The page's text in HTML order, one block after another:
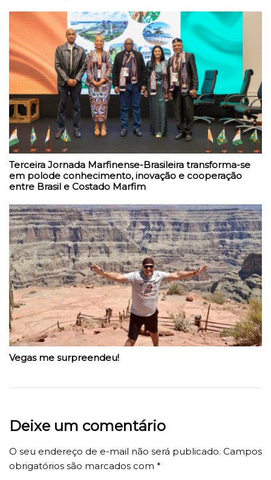
Terceira Jornada Marfinense-Brasileira transforma-se
em polode conhecimento, inovação e cooperação
entre Brasil e Costado Marfim
Vegas me surpreendeu!
Deixe um comentário
O seu endereço de e-mail não será publicado. Campos
obrigatórios são marcados com *